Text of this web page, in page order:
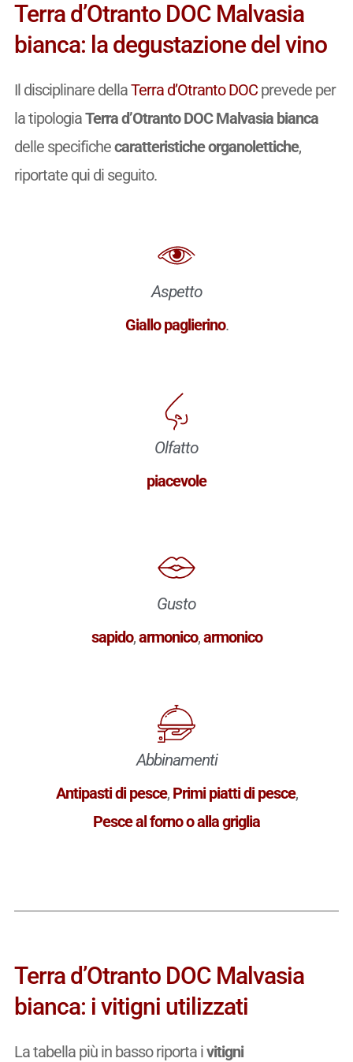
Terra d’Otranto DOC Malvasia
bianca: la degustazione del vino
Il disciplinare dellaTerra d’Otranto DOCprevede per
la tipologiaTerra d’Otranto DOC Malvasia bianca
delle specifichecaratteristiche organolettiche,
riportate qui di seguito.
Aspetto
Giallo paglierino.
Olfatto
piacevole
Gusto
sapido,armonico,armonico
Abbinamenti
Antipasti di pesce, Primi piatti di pesce,
Pesce al forno o alla griglia
Terra d’Otranto DOC Malvasia
bianca: i vitigni utilizzati
La tabella più in basso riporta ivitigni